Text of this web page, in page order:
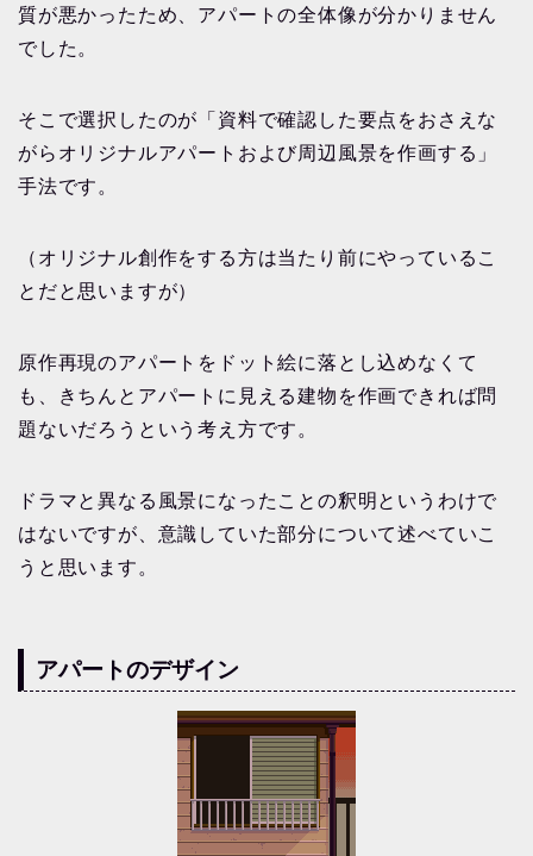
質が悪かったため、アパートの全体像が分かりません
でした。
そこで選択したのが「資料で確認した要点をおさえな
がらオリジナルアパートおよび周辺風景を作画する」
手法です。
（オリジナル創作をする方は当たり前にやっているこ
とだと思いますが）
原作再現のアパートをドット絵に落とし込めなくて
も、きちんとアパートに見える建物を作画できれば問
題ないだろうという考え方です。
ドラマと異なる風景になったことの釈明というわけで
はないですが、意識していた部分について述べていこ
うと思います。
アパートのデザイン